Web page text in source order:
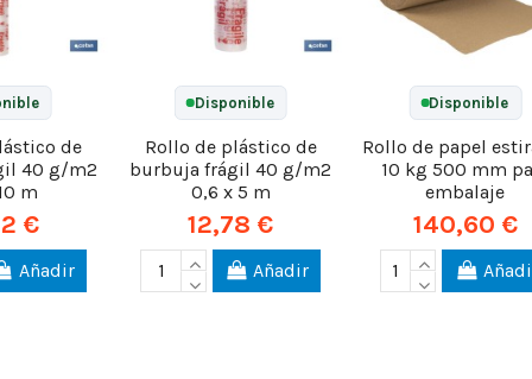
de
40 g/m2
m
€
Añadir
Disponible
Rollo de plástico de
burbuja frágil 40 g/m2
0,6 x 5 m
12,78 €
Añadir
Disponible
Rollo de papel
10 kg 500 mm
embalaje
140,60 €